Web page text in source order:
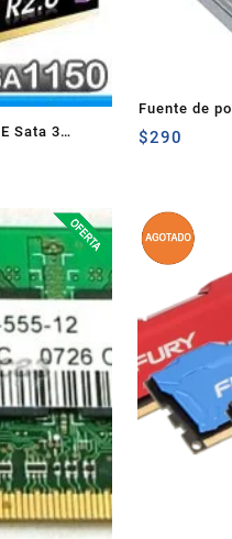
Sata 3
Fuente de
$290